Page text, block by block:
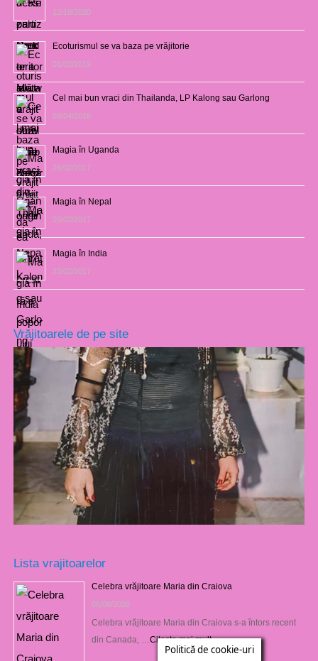
12/10/2020
Ecoturismul se va baza pe vrăjitorie
01/02/2019
Cel mai bun vraci din Thailanda, LP Kalong sau Garlong
03/04/2018
Magia în Uganda
28/02/2017
Magia în Nepal
26/02/2017
Magia în India
23/02/2017
Vrăjitoarele de pe site
Lista vrajitoarelor
Celebra vrăjitoare Maria din Craiova
06/08/2026
Celebra vrăjitoare Maria din Craiova s-a întors recent
din Canada, … Citește mai mult »
Politică de cookie-uri